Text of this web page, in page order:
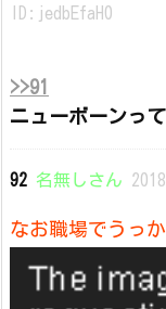
ID:jedbEfaH0
>>91
ニューボーンっ
92 名無しさん
なお職場でうっ